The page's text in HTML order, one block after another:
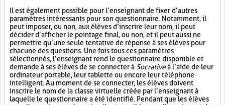
Il est également possible pour l’enseignant de fixer d’autres
paramètres intéressants pour son questionnaire. Notamment, il
peut imposer, ou non, aux élèves d’inscrire leur nom, il peut
décider d’afficher le pointage final, ou non, et il peut aussi ne
permettre qu’une seule tentative de réponse à ses élèves pour
chacune des questions. Une fois tous ces paramètres
sélectionnés, l’enseignant rend le questionnaire disponible et
demande à ses élèves de se connecter à Socrativeà l’aide de leur
ordinateur portable, leur tablette ou encore leur téléphone
intelligent. Au moment de se connecter, les élèves doivent
inscrire le nom de la classe virtuelle créée par l’enseignant à
laquelle le questionnaire a été identifié. Pendant que les élèves